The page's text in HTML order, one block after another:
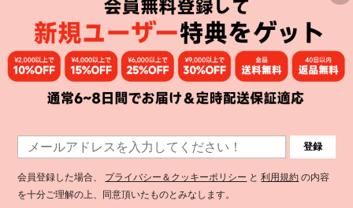
登録
会員登録した場合、 プライバシー＆クッキーポリシー と利用規約 の内容
を十分ご理解の上、同意頂いたものとみなします。